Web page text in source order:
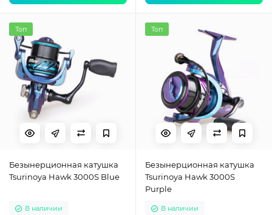
Топ
Безынерционная катушка
Tsurinoya Hawk 3000S Blue
В наличии
Топ
Безынерционная катушка
Tsurinoya Hawk 3000S
Purple
В наличии